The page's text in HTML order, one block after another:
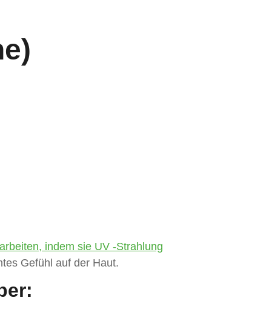
indem sie UV -Strahlung
Gefühl auf der Haut.